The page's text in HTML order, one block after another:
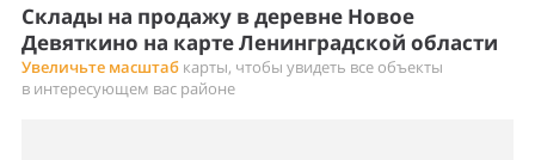
Склады на продажу в деревне Новое
Девяткино на карте Ленинградской области
Увеличьте масштаб карты, чтобы увидеть все объекты
в интересующем вас районе